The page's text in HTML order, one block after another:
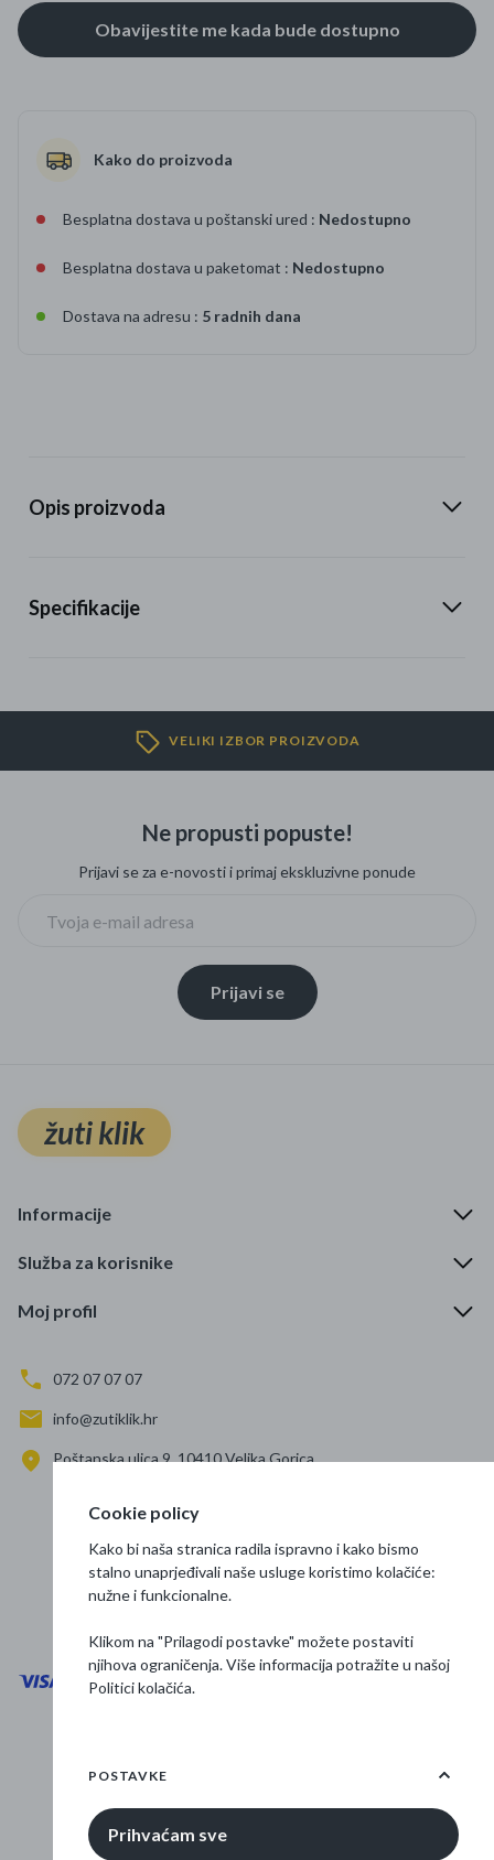
Kako do proizvoda
Besplatna dostava u poštanski ured : Nedostupno
Besplatna dostava u paketomat : Nedostupno
Dostava na adresu : 5 radnih dana
Opis proizvoda
Specifikacije
VELIKI IZBOR PROIZVODA
Ne propusti popuste!
Prijavi se za e-novosti i primaj ekskluzivne ponude
Prijavi se
žuti klik
Informacije
Služba za korisnike
Moj profil
072 07 07 07
info@zutiklik.hr
Poštanska ulica 9, 10410 Velika Gorica
Prati nas
Osnovne informacije
© 2026 Žuti klik
Cookie policy
Kako bi naša stranica radila ispravno i kako bismo
stalno unaprjeđivali naše usluge koristimo kolačiće:
nužne i funkcionalne.
Klikom na "Prilagodi postavke" možete postaviti
njihova ograničenja. Više informacija potražite u našoj
Politici kolačića.
POSTAVKE
Prihvaćam sve